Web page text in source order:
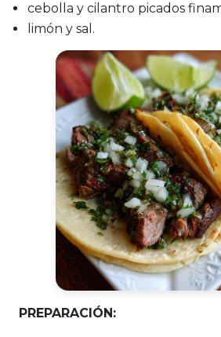
cebolla y cilantro picados
limón y sal.
PREPARACIÓN: